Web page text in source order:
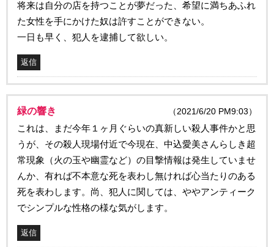
将来は自分の店を持つことが夢だった、希望に満ちあふれ
た女性を手にかけた奴は許すことができない。
一日も早く、犯人を逮捕して欲しい。
返信
緑の響き （2021/6/20 PM9:03）
これは、まだ今年１ヶ月ぐらいの真新しい殺人事件かと思
うが、その殺人現場付近で今現在、中込愛美さんらしき超
常現象（火の玉や幽霊など）の目撃情報は発生していませ
んか、有れば不本意な死を表わし無ければ心当たりのある
死を表わします。尚、犯人に関しては、ややアンティーク
でシンプルな性格の様な気がします。
返信